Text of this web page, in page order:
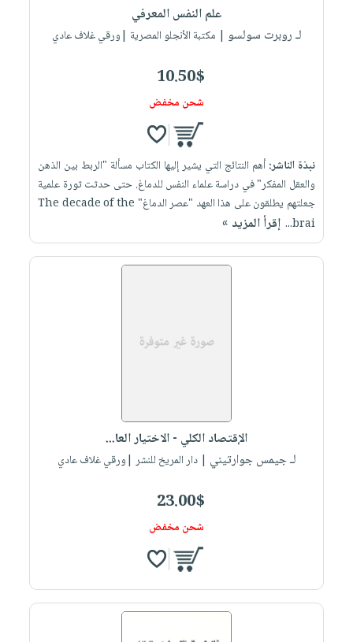
علم النفس المعرفي
لـ روبرت سولسو | مكتبة الأنجلو المصرية |ورقي غلاف عادي
10.50$
شحن مخفض
نبذة الناشر:أهم النتائج التي يشير إليها الكتاب مسألة "الربط بين الذهن
والعقل المفكر" في دراسة علماء النفس للدماغ. حتى حدثت ثورة علمية
جعلتهم يطلقون على هذا العهد "عصر الدماغ" The decade of the
brai...
إقرأ المزيد »
الإقتصاد الكلي - الاختيار العا...
لـ جيمس جوارتيني | دار المريخ للنشر |ورقي غلاف عادي
23.00$
شحن مخفض